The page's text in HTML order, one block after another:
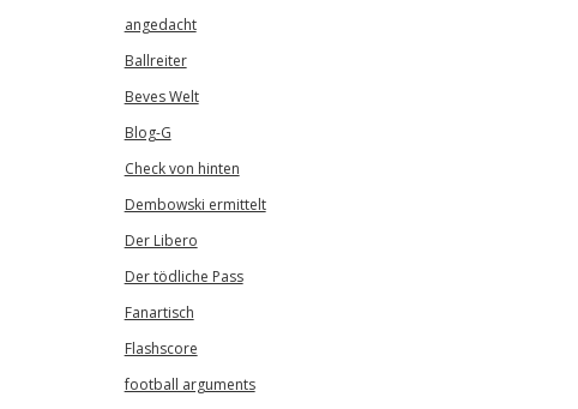
angedacht
Ballreiter
Beves Welt
Blog-G
Check von hinten
Dembowski ermittelt
Der Libero
Der tödliche Pass
Fanartisch
Flashscore
football arguments